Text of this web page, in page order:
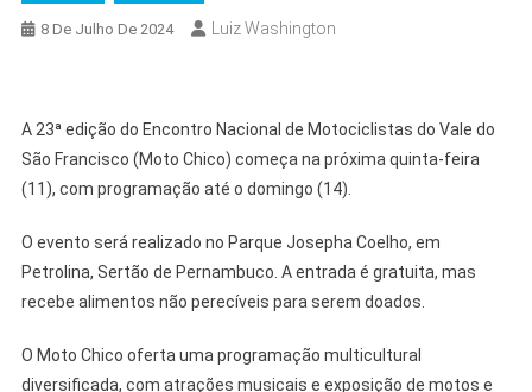
8 De Julho De 2024 Luiz Washington
A 23ª edição do Encontro Nacional de Motociclistas do Vale do
São Francisco (Moto Chico) começa na próxima quinta-feira
(11), com programação até o domingo (14).
O evento será realizado no Parque Josepha Coelho, em
Petrolina, Sertão de Pernambuco. A entrada é gratuita, mas
recebe alimentos não perecíveis para serem doados.
O Moto Chico oferta uma programação multicultural
diversificada, com atrações musicais e exposição de motos e